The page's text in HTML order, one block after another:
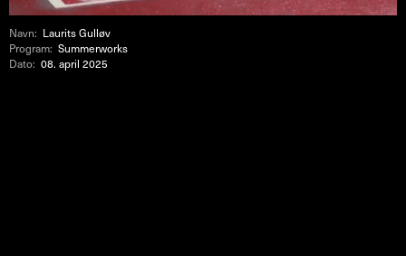
Navn: Laurits Gulløv
Program:Summerworks
Dato:08. april 2025